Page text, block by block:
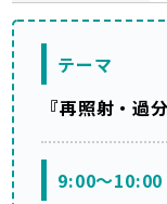
テーマ
『再照射・過
9:00～10:00